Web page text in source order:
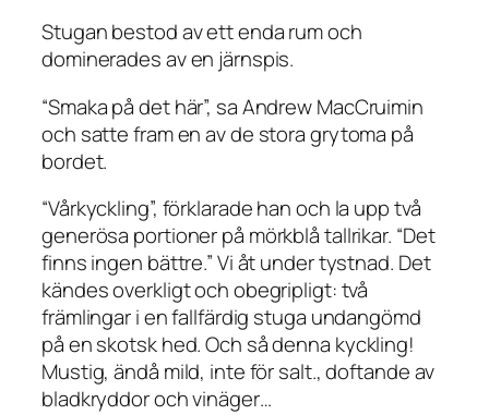
Stugan bestod av ett enda rum och
dominerades av en järnspis.
“Smaka på det här”, sa Andrew MacCruimin
och satte fram en av de stora grytoma på
bordet.
“Vårkyckling”, förklarade han och la upp två
generösa portioner på mörkblå tallrikar. “Det
finns ingen bättre.” Vi åt under tystnad. Det
kändes overkligt och obegripligt: två
främlingar i en fallfärdig stuga undangömd
på en skotsk hed. Och så denna kyckling!
Mustig, ändå mild, inte för salt., doftande av
bladkryddor och vinäger…